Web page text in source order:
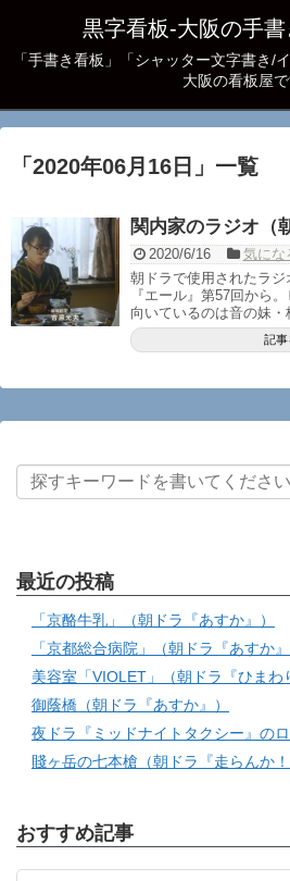
黒字看板‐大阪の手
「手書き看板」「シャッター文字書き/
大阪の看板屋
「 2020年06月16日 」 一覧
関内家のラジオ（
2020/6/16
気にな
朝ドラで使用されたラジ
『エール』第57回から
向いているのは音の妹・
記事
最近の投稿
「京酪牛乳」（朝ドラ『あすか』）
「京都総合病院」（朝ドラ『あすか』
美容室「VIOLET」（朝ドラ『ひまわ
御蔭橋（朝ドラ『あすか』）
夜ドラ『ミッドナイトタクシー』のロ
賤ヶ岳の七本槍（朝ドラ『走らんか！
おすすめ記事